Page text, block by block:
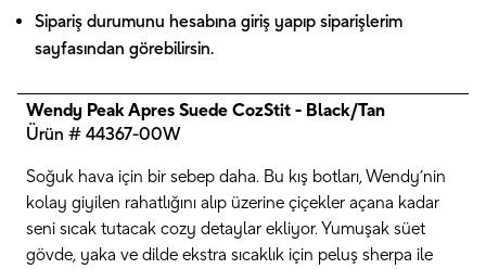
Sipariş durumunu hesabına giriş yapıp siparişlerim
sayfasından görebilirsin.
Wendy Peak Apres Suede CozStit - Black/Tan
Ürün # 44367-00W
Soğuk hava için bir sebep daha. Bu kış botları, Wendy’nin
kolay giyilen rahatlığını alıp üzerine çiçekler açana kadar
seni sıcak tutacak cozy detaylar ekliyor. Yumuşak süet
gövde, yaka ve dilde ekstra sıcaklık için peluş sherpa ile